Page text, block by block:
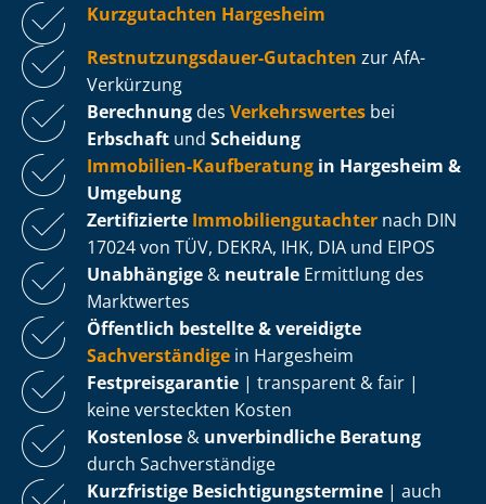
Kurzgutachten Hargesheim
Rest­nut­zungs­dau­er-Gutachten zur AfA-
Verkürzung
Berechnung des Verkehrswertes bei
Erbschaft und Scheidung
Immobilien-Kaufberatung in Hargesheim &
Umgebung
Zertifizierte Im­mo­bi­li­en­gut­ach­ter nach DIN
17024 von TÜV, DEKRA, IHK, DIA und EIPOS
Unabhängige & neutrale Ermittlung des
Marktwertes
Öffentlich bestellte & vereidigte
Sachverständige in Hargesheim
Fest­preis­ga­ran­tie | transparent & fair |
keine versteckten Kosten
Kostenlose & unverbindliche Beratung
durch Sachverständige
Kurzfristige Be­sich­ti­gungs­ter­mi­ne | auch